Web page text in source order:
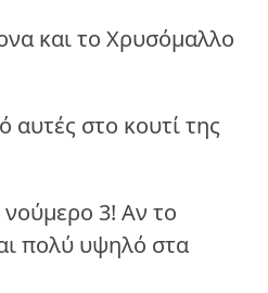
και το Χρυσόμαλλο
αυτές στο κουτί της
3! Αν το
πολύ υψηλό στα